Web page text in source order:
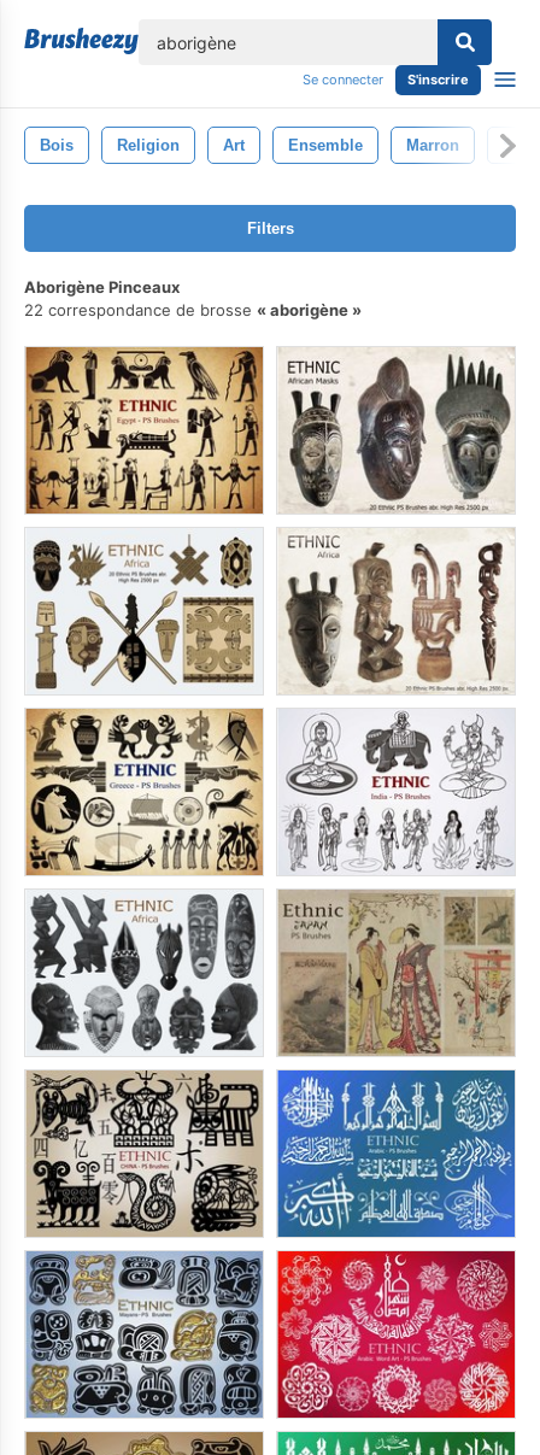
Se connecter S'inscrire
Bois Religion Art Ensemble Marron
Filters
Aborigène Pinceaux
22 correspondance de brosse
aborigène